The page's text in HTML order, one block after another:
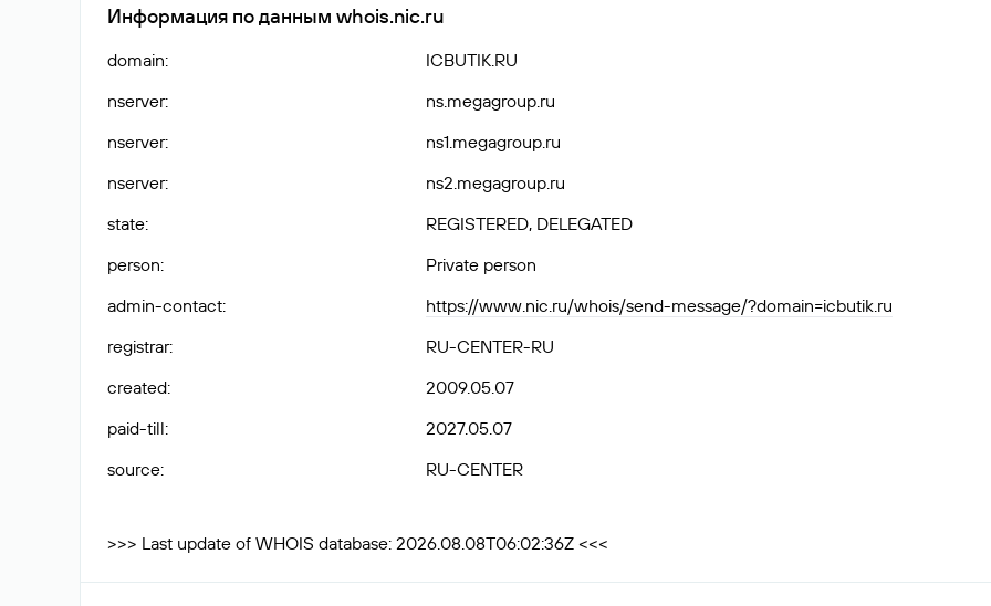
Информация по данным whois.nic.ru
domain:
ICBUTIK.RU
nserver:
ns.megagroup.ru
nserver:
ns1.megagroup.ru
nserver:
ns2.megagroup.ru
state:
REGISTERED, DELEGATED
person:
Private person
admin-contact:
https://www.nic.ru/whois/send-message/?domain=icbutik.ru
registrar:
RU-CENTER-RU
created:
2009.05.07
paid-till:
2027.05.07
source: RU-CENTER
>>> Last update of WHOIS database: 2026.08.08T06:02:36Z <<<